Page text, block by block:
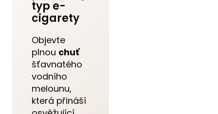
typ e-
cigarety
Objevte
plnou chuť
šťavnatého
vodního
melounu,
která přináší